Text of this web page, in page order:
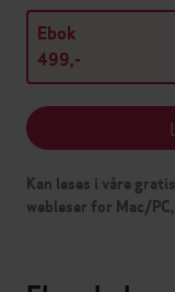
Ebok
499,-
Kan leses i våre
webleser for Mac/